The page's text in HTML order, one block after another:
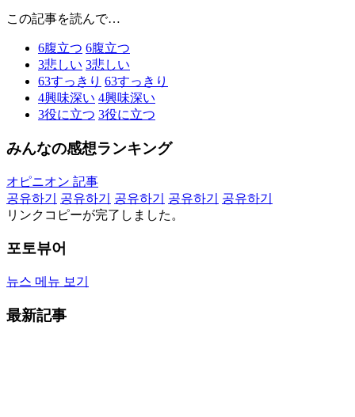
この記事を読んで…
6腹立つ 6腹立つ
3悲しい 3悲しい
63すっきり 63すっきり
4興味深い 4興味深い
3役に立つ 3役に立つ
みんなの感想ランキング
オピニオン 記事
공유하기
공유하기 공유하기 공유하기
공유하기
リンクコピーが完了しました。
포토뷰어
뉴스 메뉴 보기
最新記事